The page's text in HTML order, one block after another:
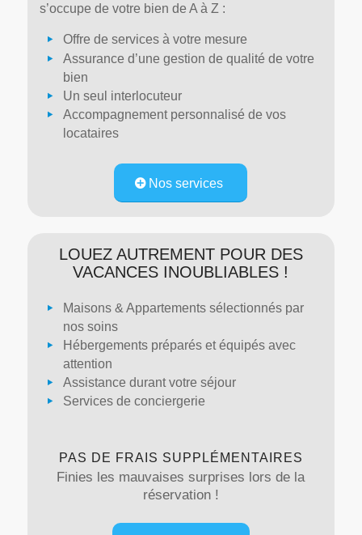
s’occupe de votre bien de A à Z :
Offre de services à votre mesure
Assurance d’une gestion de qualité de votre
bien
Un seul interlocuteur
Accompagnement personnalisé de vos
locataires
Nos services
LOUEZ AUTREMENT POUR DES
VACANCES INOUBLIABLES !
Maisons & Appartements sélectionnés par
nos soins
Hébergements préparés et équipés avec
attention
Assistance durant votre séjour
Services de conciergerie
PAS DE FRAIS SUPPLÉMENTAIRES
Finies les mauvaises surprises lors de la
réservation !